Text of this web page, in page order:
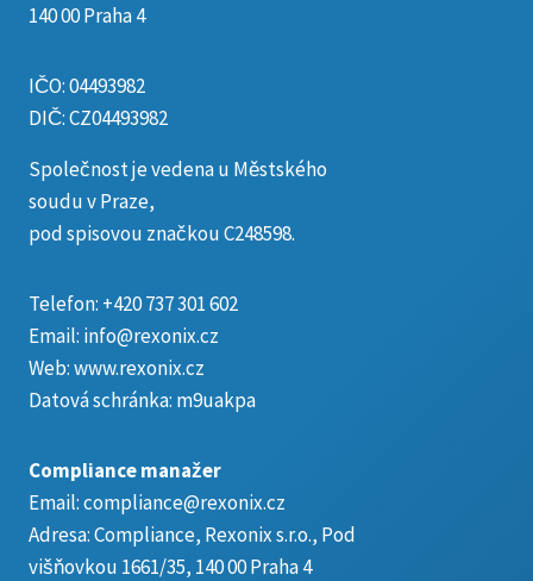
140 00 Praha 4
IČO: 04493982
DIČ: CZ04493982
Společnost je vedena u Městského
soudu v Praze,
pod spisovou značkou C248598.
Telefon: +420 737 301 602
Email: info@rexonix.cz
Web:www.rexonix.cz
Datová schránka: m9uakpa
Compliance manažer
Email:compliance@rexonix.cz
Adresa:Compliance, Rexonix s.r.o., Pod
višňovkou 1661/35, 140 00 Praha 4